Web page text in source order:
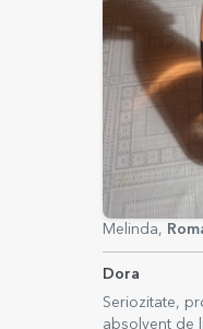
Melinda,
Dora
Seriozitate,
absolvent de